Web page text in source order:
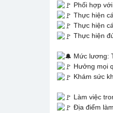
Phối hợp
Thực hiện
Thực hiện
Thực hiện
Mức lương:
Hưởng mọi
Khám sức
Làm việc
Địa điểm